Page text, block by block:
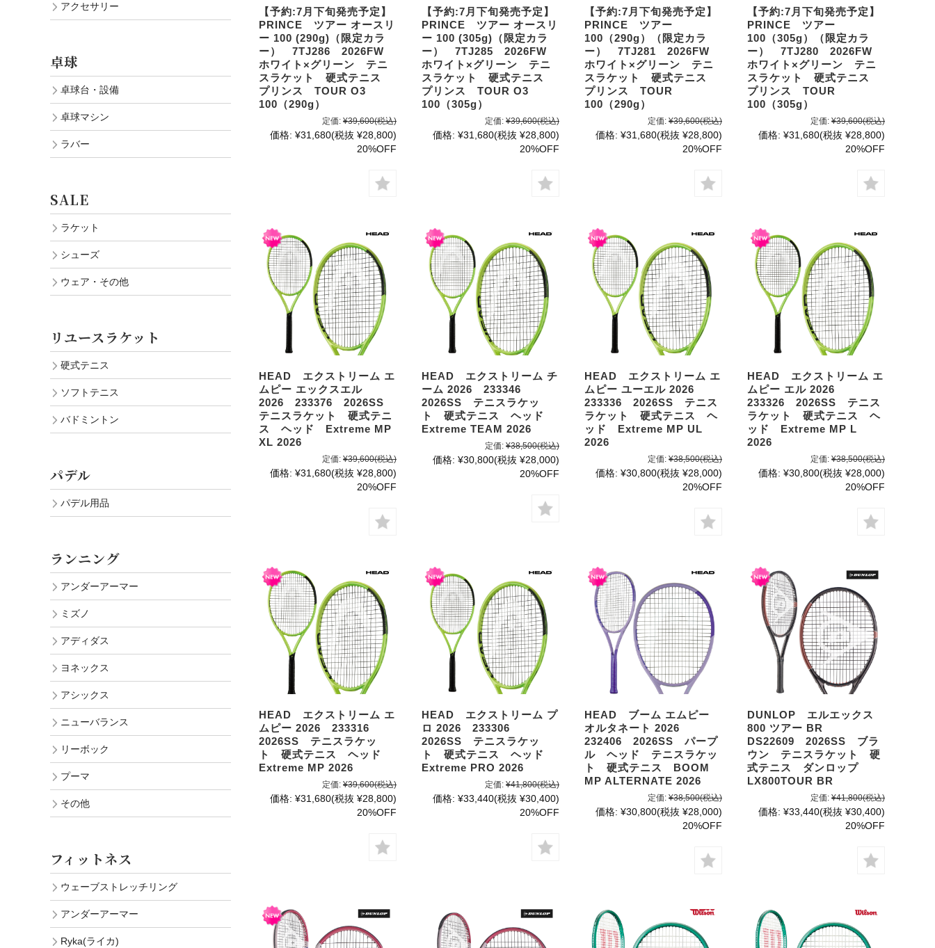
【予約:7月下旬発売予定】
PRINCE ツアー オースリ
ー 100 (290g)（限定カラ
ー） 7TJ286 2026FW
ホワイト×グリーン テニ
スラケット 硬式テニス
プリンス TOUR O3
100（290g）
定価: ¥39,600(税込)
価格: ¥31,680(税抜 ¥28,800)
20%OFF
【予約:7月下旬発売予定】
PRINCE ツアー オースリ
ー 100 (305g)（限定カラ
ー） 7TJ285 2026FW
ホワイト×グリーン テニ
スラケット 硬式テニス
プリンス TOUR O3
100（305g）
定価: ¥39,600(税込)
価格: ¥31,680(税抜 ¥28,800)
20%OFF
【予約:7月下旬発売予定】
PRINCE ツアー
100（290g）（限定カラ
ー） 7TJ281 2026FW
ホワイト×グリーン テニ
スラケット 硬式テニス
プリンス TOUR
100（290g）
定価: ¥39,600(税込)
価格: ¥31,680(税抜 ¥28,800)
20%OFF
【予約:7月下旬発売予定】
PRINCE ツアー
100（305g）（限定カラ
ー） 7TJ280 2026FW
ホワイト×グリーン テニ
スラケット 硬式テニス
プリンス TOUR
100（305g）
定価: ¥39,600(税込)
価格: ¥31,680(税抜 ¥28,800)
20%OFF
HEAD エクストリーム エ
ムピー エックスエル
2026 233376 2026SS
テニスラケット 硬式テニ
ス ヘッド Extreme MP
XL 2026
定価: ¥39,600(税込)
価格: ¥31,680(税抜 ¥28,800)
20%OFF
HEAD エクストリーム チ
ーム 2026 233346
2026SS テニスラケッ
ト 硬式テニス ヘッド
Extreme TEAM 2026
定価: ¥38,500(税込)
価格: ¥30,800(税抜 ¥28,000)
20%OFF
HEAD エクストリーム エ
ムピー ユーエル 2026
233336 2026SS テニス
ラケット 硬式テニス ヘ
ッド Extreme MP UL
2026
定価: ¥38,500(税込)
価格: ¥30,800(税抜 ¥28,000)
20%OFF
HEAD エクストリーム エ
ムピー エル 2026
233326 2026SS テニス
ラケット 硬式テニス ヘ
ッド Extreme MP L
2026
定価: ¥38,500(税込)
価格: ¥30,800(税抜 ¥28,000)
20%OFF
HEAD エクストリーム エ
ムピー 2026 233316
2026SS テニスラケッ
ト 硬式テニス ヘッド
Extreme MP 2026
定価: ¥39,600(税込)
価格: ¥31,680(税抜 ¥28,800)
20%OFF
HEAD エクストリーム プ
ロ 2026 233306
2026SS テニスラケッ
ト 硬式テニス ヘッド
Extreme PRO 2026
定価: ¥41,800(税込)
価格: ¥33,440(税抜 ¥30,400)
20%OFF
HEAD ブーム エムピー
オルタネート 2026
232406 2026SS パープ
ル ヘッド テニスラケッ
ト 硬式テニス BOOM
MP ALTERNATE 2026
定価: ¥38,500(税込)
価格: ¥30,800(税抜 ¥28,000)
20%OFF
DUNLOP エルエックス
800 ツアー BR
DS22609 2026SS ブラ
ウン テニスラケット 硬
式テニス ダンロップ
LX800TOUR BR
定価: ¥41,800(税込)
価格: ¥33,440(税抜 ¥30,400)
20%OFF
アクセサリー
卓球
卓球台・設備
卓球マシン
ラバー
SALE
ラケット
シューズ
ウェア・その他
リユースラケット
硬式テニス
ソフトテニス
バドミントン
パデル
パデル用品
ランニング
アンダーアーマー
ミズノ
アディダス
ヨネックス
アシックス
ニューバランス
リーボック
プーマ
その他
フィットネス
ウェーブストレッチリング
アンダーアーマー
Ryka(ライカ)